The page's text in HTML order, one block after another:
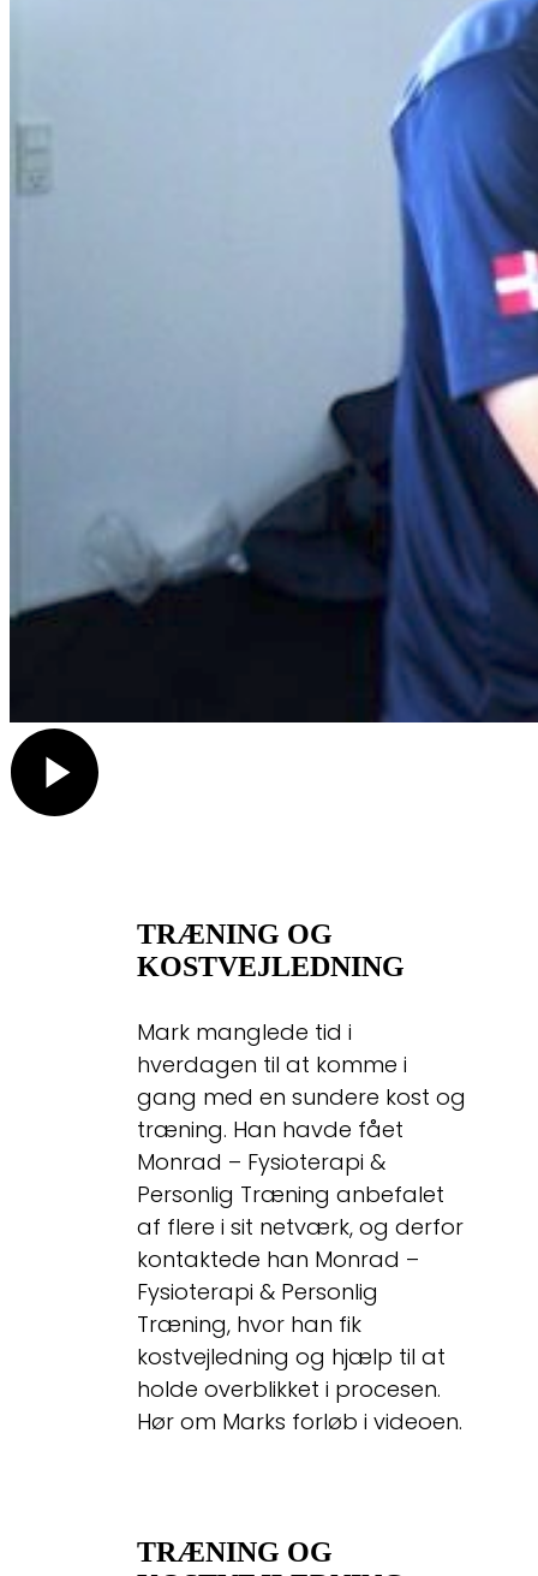
TRÆNING OG
KOSTVEJLEDNING
Mark manglede tid i
hverdagen til at komme i
gang med en sundere kost og
træning. Han havde fået
Monrad – Fysioterapi &
Personlig Træning anbefalet
af flere i sit netværk, og derfor
kontaktede han Monrad –
Fysioterapi & Personlig
Træning, hvor han fik
kostvejledning og hjælp til at
holde overblikket i procesen.
Hør om Marks forløb i videoen.
TRÆNING OG